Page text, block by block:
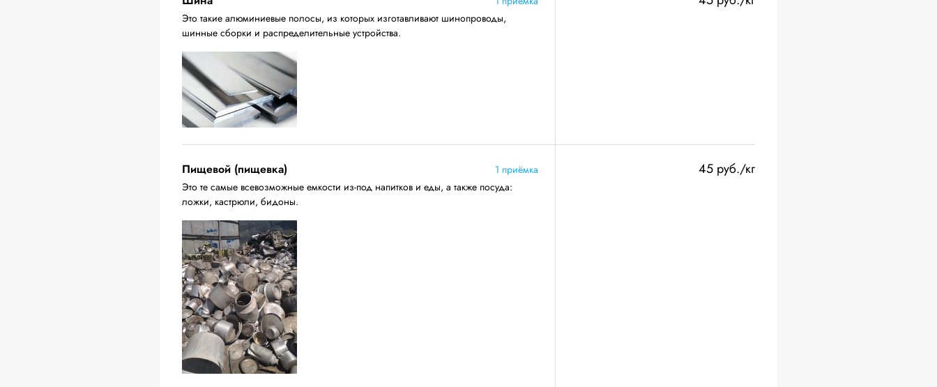
Это такие алюминиевые полосы, из которых изготавливают шинопроводы,
шинные сборки и распределительные устройства.
Пищевой (пищевка)
1 приёмка
Это те самые всевозможные емкости из-под напитков и еды, а также посуда:
ложки, кастрюли, бидоны.
45 руб./кг